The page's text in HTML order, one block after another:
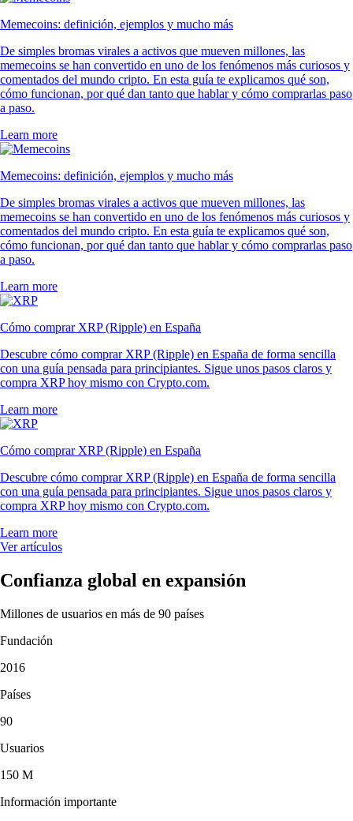
Memecoins: definición, ejemplos y mucho más
De simples bromas virales a activos que mueven millones, las
memecoins se han convertido en uno de los fenómenos más curiosos y
comentados del mundo cripto. En esta guía te explicamos qué son,
cómo funcionan, por qué dan tanto que hablar y cómo comprarlas paso
a paso.
Learn more
Memecoins: definición, ejemplos y mucho más
De simples bromas virales a activos que mueven millones, las
memecoins se han convertido en uno de los fenómenos más curiosos y
comentados del mundo cripto. En esta guía te explicamos qué son,
cómo funcionan, por qué dan tanto que hablar y cómo comprarlas paso
a paso.
Learn more
Cómo comprar XRP (Ripple) en España
Descubre cómo comprar XRP (Ripple) en España de forma sencilla
con una guía pensada para principiantes. Sigue unos pasos claros y
compra XRP hoy mismo con Crypto.com.
Learn more
Cómo comprar XRP (Ripple) en España
Descubre cómo comprar XRP (Ripple) en España de forma sencilla
con una guía pensada para principiantes. Sigue unos pasos claros y
compra XRP hoy mismo con Crypto.com.
Learn more
Ver artículos
Confianza global en expansión
Millones de usuarios en más de 90 países
Fundación
2016
Países
90
Usuarios
150 M
Información importante